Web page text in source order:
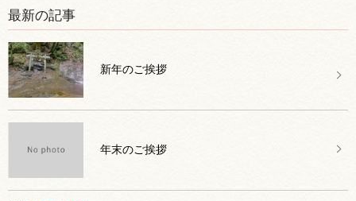
最新の記事
新年のご挨拶
年末のご挨拶